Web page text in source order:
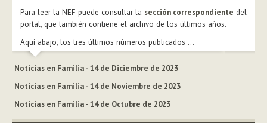
Para leer la NEF puede consultar la sección correspondiente del
portal, que también contiene el archivo de los últimos años.
Aquí abajo, los tres últimos números publicados ...
Noticias en Familia - 14 de Diciembre de 2023
Noticias en Familia - 14 de Noviembre de 2023
Noticias en Familia - 14 de Octubre de 2023